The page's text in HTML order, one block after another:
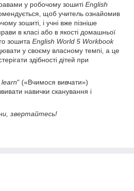
у робочому зошиті English
, щоб учитель ознайомив
зошиті, і учні вже пізніше
в класі або в якості домашньої
зошита English World 5 Workbook
у своєму власному темпі, а це
здібності дітей при
" («Вчимося вивчати»)
навички сканування і
звертайтесь!